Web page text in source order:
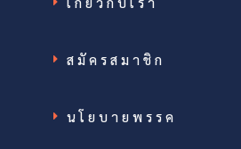
สมัครสมาชิก
นโยบายพรรค